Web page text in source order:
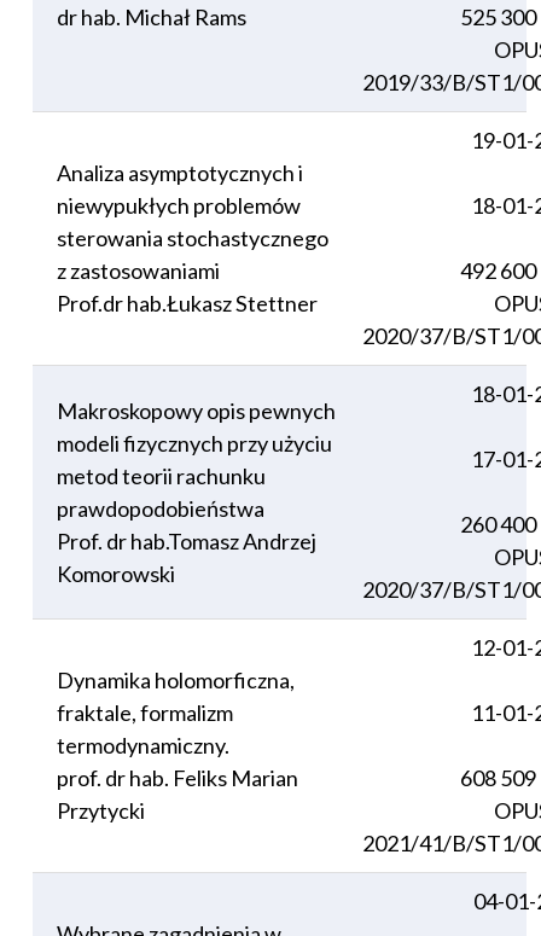
dr hab. Michał Rams
525
2019/33/B/ST1/
Analiza asymptotycznych i
niewypukłych problemów
sterowania stochastycznego
z zastosowaniami
Prof.dr hab.Łukasz Stettner
19-01-
18-01-
492 600
2020/37/B/ST1/
Makroskopowy opis pewnych
modeli fizycznych przy użyciu
metod teorii rachunku
prawdopodobieństwa
Prof. dr hab.Tomasz Andrzej
Komorowski
18-01-
17-01-
260
2020/37/B/ST1/
Dynamika holomorficzna,
fraktale, formalizm
termodynamiczny.
prof. dr hab. Feliks Marian
Przytycki
12-01-
11-01-
608
2021/41/B/ST1/
04-